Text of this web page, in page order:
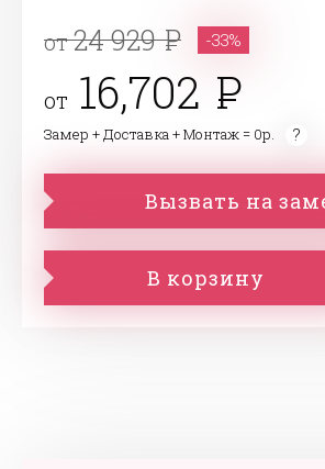
от24 929 -33%
от 16,702
Замер + Доставка + Монтаж = 0р.
Вызвать на
В корзину